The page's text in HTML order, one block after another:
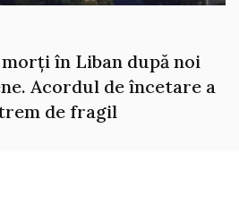
în Liban după noi
Acordul de încetare a
de fragil